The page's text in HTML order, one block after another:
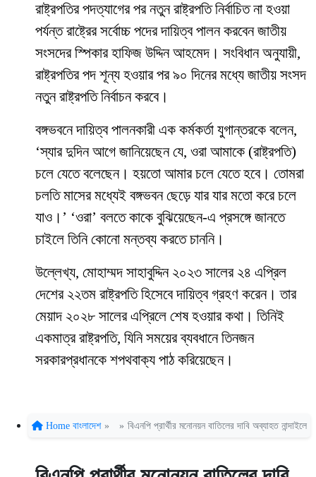
রাষ্ট্রপতির পদত্যাগের পর নতুন রাষ্ট্রপতি নির্বাচিত না হওয়া
পর্যন্ত রাষ্ট্রের সর্বোচ্চ পদের দায়িত্ব পালন করবেন জাতীয়
সংসদের স্পিকার হাফিজ উদ্দিন আহমেদ। সংবিধান অনুযায়ী,
রাষ্ট্রপতির পদ শূন্য হওয়ার পর ৯০ দিনের মধ্যে জাতীয় সংসদ
নতুন রাষ্ট্রপতি নির্বাচন করবে।
বঙ্গভবনে দায়িত্ব পালনকারী এক কর্মকর্তা যুগান্তরকে বলেন,
‘স্যার দুদিন আগে জানিয়েছেন যে, ওরা আমাকে (রাষ্ট্রপতি)
চলে যেতে বলেছেন। হয়তো আমার চলে যেতে হবে। তোমরা
চলতি মাসের মধ্যেই বঙ্গভবন ছেড়ে যার যার মতো করে চলে
যাও।’ ‘ওরা’ বলতে কাকে বুঝিয়েছেন-এ প্রসঙ্গে জানতে
চাইলে তিনি কোনো মন্তব্য করতে চাননি।
উল্লেখ্য, মোহাম্মদ সাহাবুদ্দিন ২০২৩ সালের ২৪ এপ্রিল
দেশের ২২তম রাষ্ট্রপতি হিসেবে দায়িত্ব গ্রহণ করেন। তার
মেয়াদ ২০২৮ সালের এপ্রিলে শেষ হওয়ার কথা। তিনিই
একমাত্র রাষ্ট্রপতি, যিনি সময়ের ব্যবধানে তিনজন
সরকারপ্রধানকে শপথবাক্য পাঠ করিয়েছেন।
Home বাংলাদেশ » » বিএনপি প্রার্থীর মনোনয়ন বাতিলের দাবি অব্যাহত নান্দাইলে